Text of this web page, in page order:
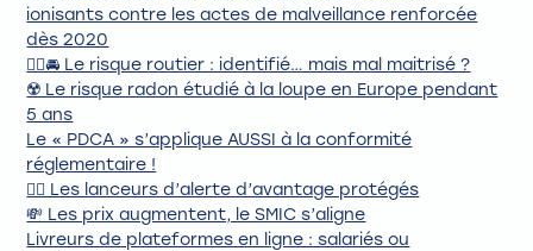
ionisants contre les actes de malveillance renforcée
dès 2020
👷‍♀️🚘 Le risque routier : identifié… mais mal maitrisé ?
☢️ Le risque radon étudié à la loupe en Europe pendant
5 ans
Le « PDCA » s’applique AUSSI à la conformité
réglementaire !
🧑‍⚖️ Les lanceurs d’alerte d’avantage protégés
💸 Les prix augmentent, le SMIC s’aligne
Livreurs de plateformes en ligne : salariés ou